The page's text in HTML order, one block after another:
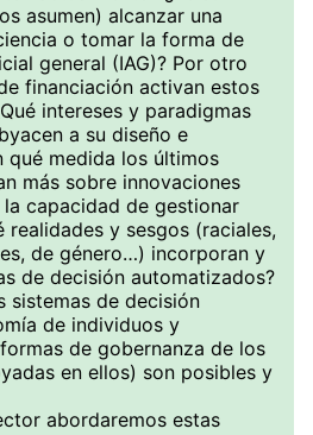
asumen) alcanzar una
o tomar la forma de
general (IAG)? Por otro
financiación activan estos
intereses y paradigmas
a su diseño e
qué medida los últimos
más sobre innovaciones
capacidad de gestionar
realidades y sesgos (raciales,
de género…) incorporan y
de decisión automatizados?
sistemas de decisión
de individuos y
de gobernanza de los
en ellos) son posibles y
abordaremos estas